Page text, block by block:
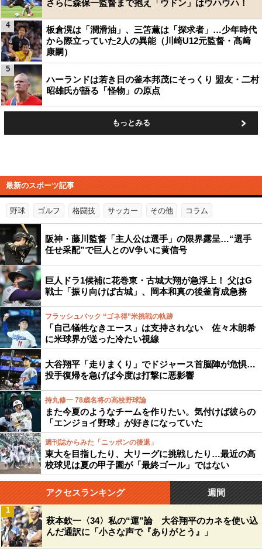
さらに森保一監督まで抱え「ウドン」はウハウハ！
板倉滉は「潤滑油」、三笘薫は「探求者」…少年時代
から際立っていた2人の異能（川崎U12元監督・髙﨑
康嗣）
4
ハーランドは若き日の釜本邦茂にそっくり 盟友・二村
昭雄氏が語る「怪物」の原点
5
もっとみる
最新のスポーツ記事
野球 ゴルフ 格闘技 サッカー その他 コラム
阪神・藤川監督「主人公は選手」の限界露呈…“選手
任せ采配”で巨人とのV争いに黄信号
巨人ドラ1候補に花巻東・古城大翔が急浮上！ 父はG
戦士「振り向けば古城」、岡本和真の後釜育成急務
フラッシュバック “ゴネ得”米挑戦の軌跡
「自己犠牲なきエース」は支持されない 佐々木朗希
に米球界が送った冷たい視線
大谷翔平「走りまくり」でドジャース首脳陣が危惧…
投手復帰を急げば今度は打撃に悪影響
持丸修一 78歳名将の高校野球論
また今夏のようなチームを作りたい。気付けば彼らの
「エンジョイ野球」が好きになっていた
週刊誌からみた「ニッポンの後退」
東大を目指したり、大リーグに挑戦したり…最近の高
校球児は夏の甲子園が「最終ゴール」ではない
アクセスランキング 週間
萩本欽一〈34〉私の“運”論 大谷翔平のカネを使い込
んだ通訳に「小さな声で『ありがとう』」
1